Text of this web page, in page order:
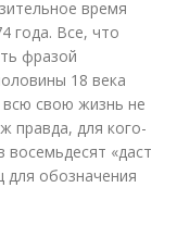
время
года. Все, что
фразой
18 века
свою жизнь не
правда, для кого-
восемьдесят «даст
обозначения